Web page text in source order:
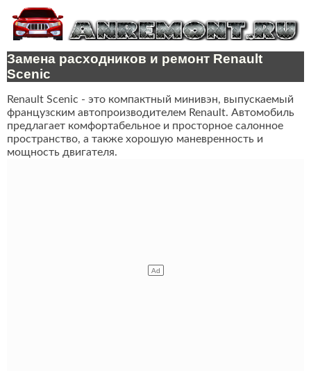
Замена расходников и ремонт Renault
Scenic
Renault Scenic - это компактный минивэн, выпускаемый
французским автопроизводителем Renault. Автомобиль
предлагает комфортабельное и просторное салонное
пространство, а также хорошую маневренность и
мощность двигателя.